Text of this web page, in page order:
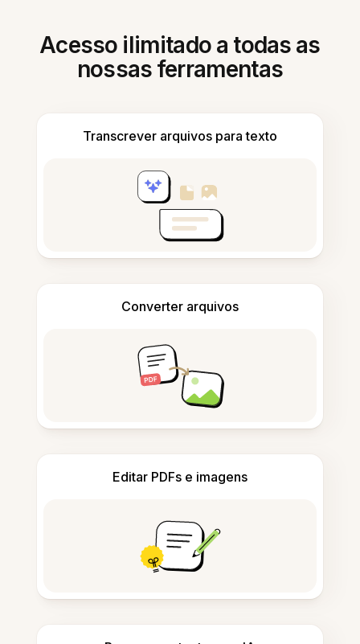
Acesso ilimitado a todas as
nossas ferramentas
Transcrever arquivos para texto
Converter arquivos
Editar PDFs e imagens